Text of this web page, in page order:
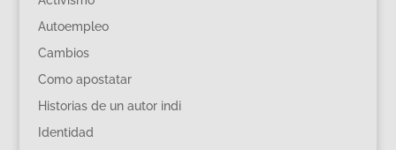
Autoempleo
Cambios
Como apostatar
Historias de un autor indi
Identidad